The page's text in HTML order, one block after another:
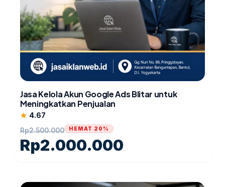
Jasa Kelola Akun Google Ads Blitar untuk
Meningkatkan Penjualan
star 4.67
Rp2.500.000
Rp2.000.000
HEMAT 20%